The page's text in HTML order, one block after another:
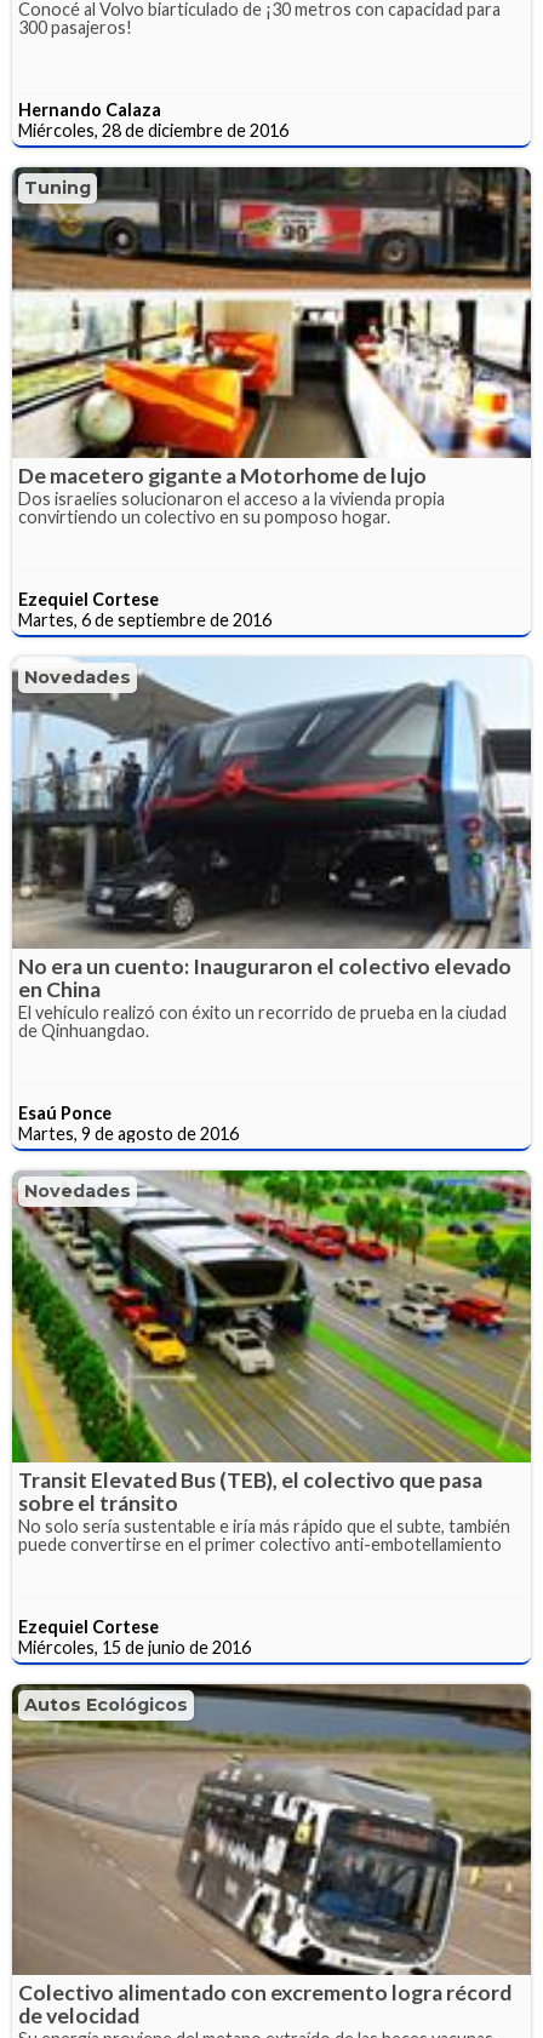
Conocé al Volvo biarticulado de ¡30 metros con capacidad para
300 pasajeros!
Hernando Calaza
Miércoles, 28 de diciembre de 2016
Tuning
De macetero gigante a Motorhome de lujo
Dos israelíes solucionaron el acceso a la vivienda propia
convirtiendo un colectivo en su pomposo hogar.
Ezequiel Cortese
Martes, 6 de septiembre de 2016
Novedades
No era un cuento: Inauguraron el colectivo elevado
en China
El vehículo realizó con éxito un recorrido de prueba en la ciudad
de Qinhuangdao.
Esaú Ponce
Martes, 9 de agosto de 2016
Novedades
Transit Elevated Bus (TEB), el colectivo que pasa
sobre el tránsito
No solo sería sustentable e iría más rápido que el subte, también
puede convertirse en el primer colectivo anti-embotellamiento
Ezequiel Cortese
Miércoles, 15 de junio de 2016
Autos Ecológicos
Colectivo alimentado con excremento logra récord
de velocidad